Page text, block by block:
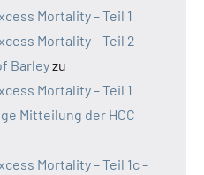
Mortality – Teil 1
Mortality – Teil 2 –
Barleyzu
Mortality – Teil 1
Mitteilung der HCC
Mortality – Teil 1c –